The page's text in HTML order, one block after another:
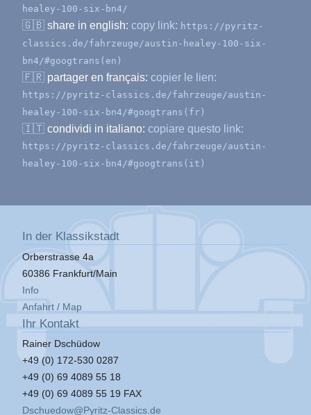
healey-100-six-bn4/
🇬🇧 share in english: copy link: https://pyritz-
classics.de/fahrzeuge/austin-healey-100-six-
bn4/#googtrans(en)
🇫🇷 partager en français: copier le lien:
https://pyritz-classics.de/fahrzeuge/austin-
healey-100-six-bn4/#googtrans(fr)
🇮🇹 condividi in italiano: copiare questo link:
https://pyritz-classics.de/fahrzeuge/austin-
healey-100-six-bn4/#googtrans(it)
In der Klassikstadt
Orberstrasse 4a
60386 Frankfurt/Main
Info
Anfahrt / Map
Ihr Kontakt
Rainer Dschüdow
+49 (0) 172-530 0287
+49 (0) 69 4089 55 18
+49 (0) 69 4089 55 19 FAX
Dschuedow@Pyritz-Classics.de